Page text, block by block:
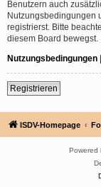
Benutzern auch
Nutzungsbedingungen
registrierst. Bitte
diesem Board bewegst.
Nutzungsbedingungen |
Registrieren
ISDV-Homepage
Powered